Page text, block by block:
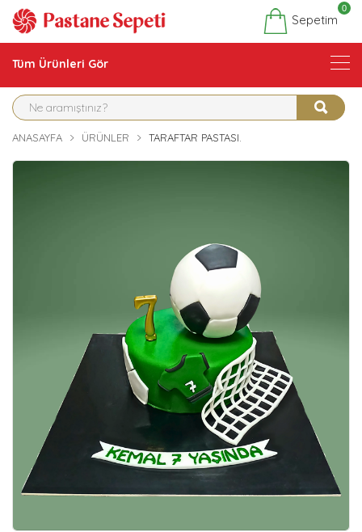
Sepetim
0
Tüm Ürünleri Gör
ANASAYFA ÜRÜNLER TARAFTAR PASTASI.